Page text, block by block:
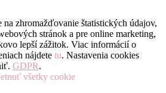
zhromažďovanie štatistických údajov,
stránok a pre online marketing,
lepší zážitok. Viac informácií o
nájdete tu. Nastavenia cookies
GDPR.
všetky cookie